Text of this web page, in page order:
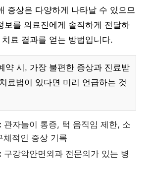
증상은 다양하게 나타날 수 있으므
보를 의료진에게 솔직하게 전달하
료 결과를 얻는 방법입니다.
약 시, 가장 불편한 증상과 진료받
료법이 있다면 미리 언급하는 것
관자놀이 통증, 턱 움직임 제한, 소
체적인 증상 기록
구강악안면외과 전문의가 있는 병